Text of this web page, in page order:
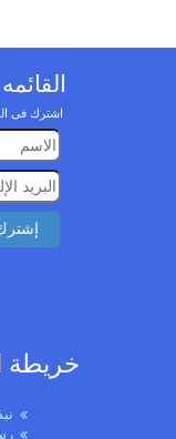
اشترك فى
خريطة